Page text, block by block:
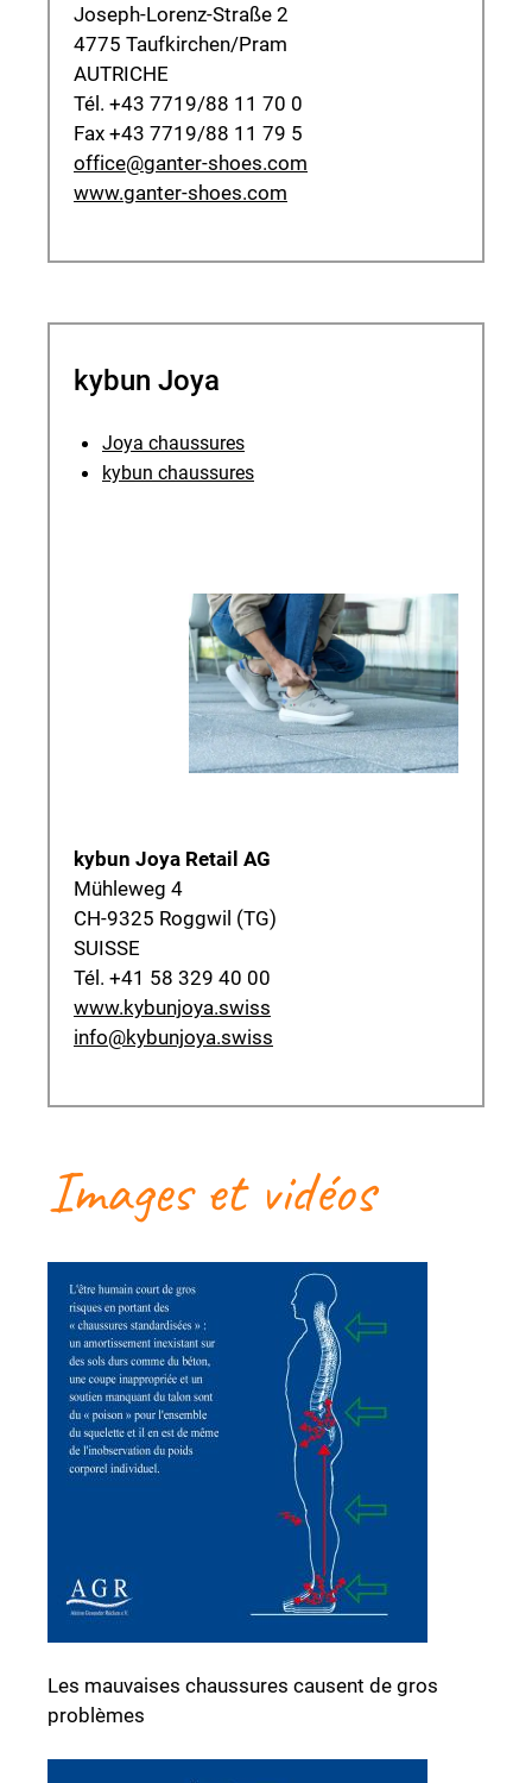
Joseph-Lorenz-Straße 2
4775 Taufkirchen/Pram
AUTRICHE
Tél. +43 7719/88 11 70 0
Fax +43 7719/88 11 79 5
office@ganter-shoes.com
www.ganter-shoes.com
kybun Joya
Joya chaussures
kybun chaussures
kybun Joya Retail AG
Mühleweg 4
CH-9325 Roggwil (TG)
SUISSE
Tél. +41 58 329 40 00
www.kybunjoya.swiss
info@kybunjoya.swiss
Images et vidéos
Les mauvaises chaussures causent de gros
problèmes